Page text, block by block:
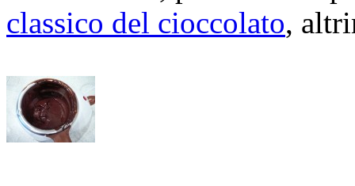
classico del cioccolato,